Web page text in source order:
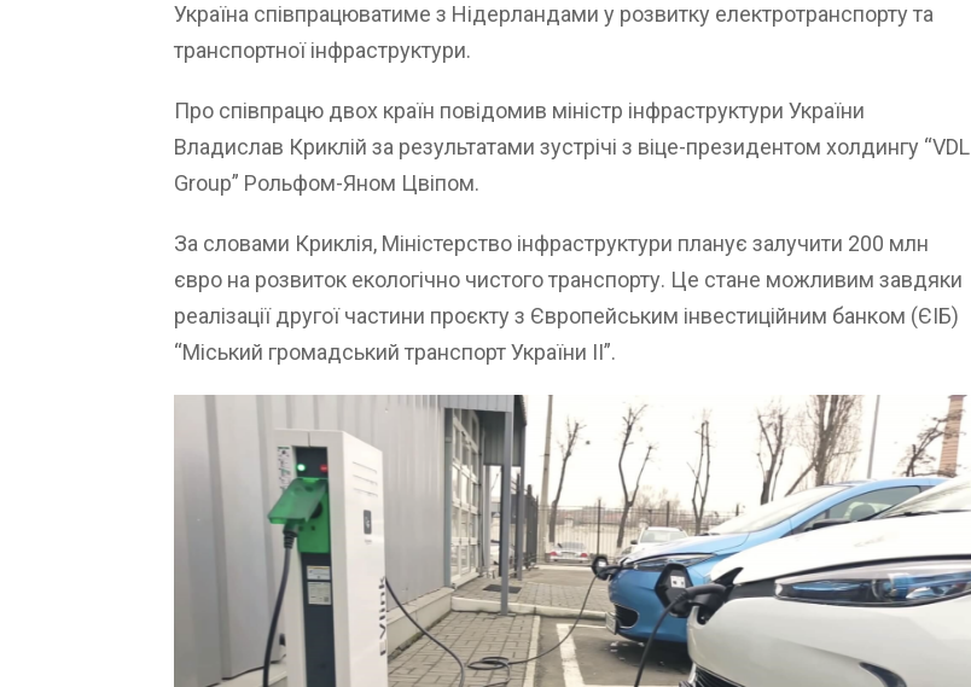
Україна співпрацюватиме з Нідерландами у розвитку електротранспорту та
транспортної інфраструктури.
Про співпрацю двох країн повідомив міністр інфраструктури України
Владислав Криклій за результатами зустрічі з віце-президентом холдингу “VDL
Group” Рольфом-Яном Цвіпом.
За словами Криклія, Міністерство інфраструктури планує залучити 200 млн
євро на розвиток екологічно чистого транспорту. Це стане можливим завдяки
реалізації другої частини проєкту з Європейським інвестиційним банком (ЄІБ)
“Міський громадський транспорт України ІІ”.